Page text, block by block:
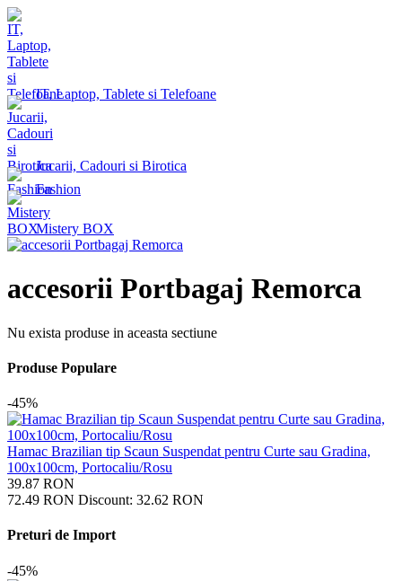
IT, Laptop, Tablete si Telefoane
Jucarii, Cadouri si Birotica
Fashion
Mistery BOX
accesorii Portbagaj Remorca
Nu exista produse in aceasta sectiune
Produse Populare
-45%
Hamac Brazilian tip Scaun Suspendat pentru Curte sau Gradina,
100x100cm, Portocaliu/Rosu
39.87 RON
72.49 RON Discount: 32.62 RON
Preturi de Import
-45%